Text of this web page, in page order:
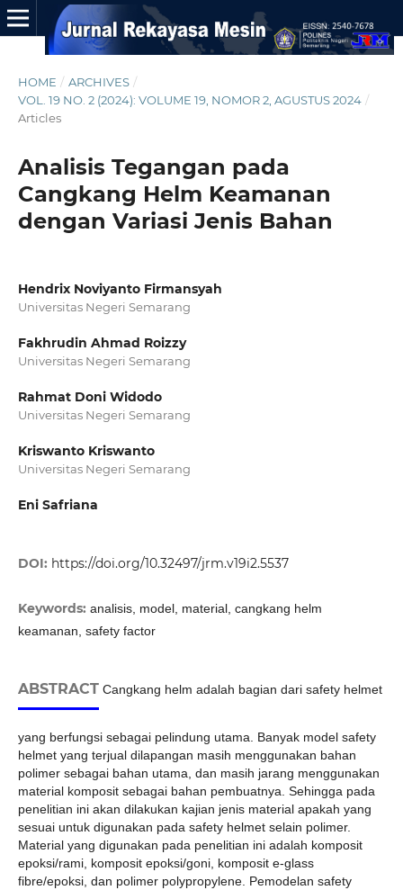
HOME / ARCHIVES /
VOL. 19 NO. 2 (2024): VOLUME 19, NOMOR 2, AGUSTUS 2024 /
Articles
Analisis Tegangan pada
Cangkang Helm Keamanan
dengan Variasi Jenis Bahan
Hendrix Noviyanto Firmansyah
Universitas Negeri Semarang
Fakhrudin Ahmad Roizzy
Universitas Negeri Semarang
Rahmat Doni Widodo
Universitas Negeri Semarang
Kriswanto Kriswanto
Universitas Negeri Semarang
Eni Safriana
DOI: https://doi.org/10.32497/jrm.v19i2.5537
Keywords: analisis, model, material, cangkang helm
keamanan, safety factor
ABSTRACTCangkang helm adalah bagian dari safety helmet
yang berfungsi sebagai pelindung utama. Banyak model safety
helmet yang terjual dilapangan masih menggunakan bahan
polimer sebagai bahan utama, dan masih jarang menggunakan
material komposit sebagai bahan pembuatnya. Sehingga pada
penelitian ini akan dilakukan kajian jenis material apakah yang
sesuai untuk digunakan pada safety helmet selain polimer.
Material yang digunakan pada penelitian ini adalah komposit
epoksi/rami, komposit epoksi/goni, komposit e-glass
fibre/epoksi, dan polimer polypropylene. Pemodelan safety